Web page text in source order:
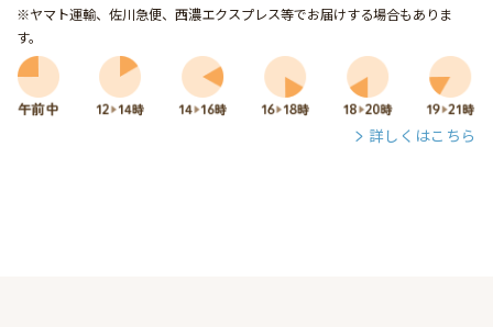
※ヤマト運輸、佐川急便、西濃エクスプレス等でお届けする場合もありま
す。
詳しくはこちら